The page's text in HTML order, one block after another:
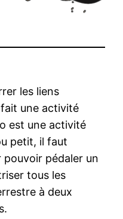
les liens
une activité
est une activité
petit, il faut
pouvoir pédaler un
tous les
à deux